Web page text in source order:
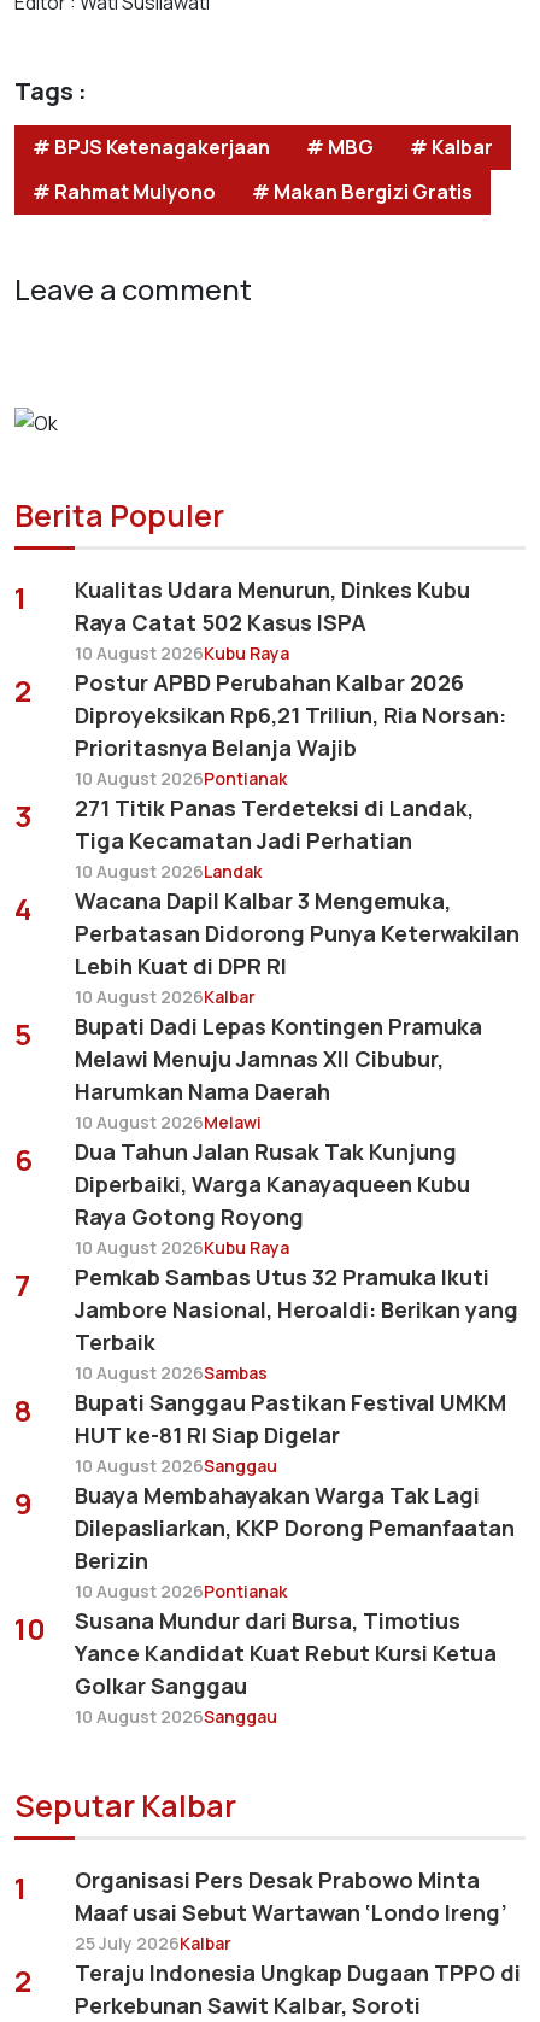
Tags :
# BPJS Ketenagakerjaan # MBG
# Kalbar
# Rahmat Mulyono
# Makan Bergizi Gratis
Leave a comment
Berita Populer
1
Kualitas Udara Menurun, Dinkes Kubu
Raya Catat 502 Kasus ISPA
10 August 2026Kubu Raya
2
Postur APBD Perubahan Kalbar 2026
Diproyeksikan Rp6,21 Triliun, Ria Norsan:
Prioritasnya Belanja Wajib
10 August 2026Pontianak
3
271 Titik Panas Terdeteksi di Landak,
Tiga Kecamatan Jadi Perhatian
10 August 2026Landak
4
Wacana Dapil Kalbar 3 Mengemuka,
Perbatasan Didorong Punya Keterwakilan
Lebih Kuat di DPR RI
10 August 2026Kalbar
5
Bupati Dadi Lepas Kontingen Pramuka
Melawi Menuju Jamnas XII Cibubur,
Harumkan Nama Daerah
10 August 2026Melawi
6
Dua Tahun Jalan Rusak Tak Kunjung
Diperbaiki, Warga Kanayaqueen Kubu
Raya Gotong Royong
10 August 2026Kubu Raya
7
Pemkab Sambas Utus 32 Pramuka Ikuti
Jambore Nasional, Heroaldi: Berikan yang
Terbaik
10 August 2026Sambas
8
Bupati Sanggau Pastikan Festival UMKM
HUT ke-81 RI Siap Digelar
10 August 2026Sanggau
9
Buaya Membahayakan Warga Tak Lagi
Dilepasliarkan, KKP Dorong Pemanfaatan
Berizin
10 August 2026Pontianak
10
Susana Mundur dari Bursa, Timotius
Yance Kandidat Kuat Rebut Kursi Ketua
Golkar Sanggau
10 August 2026Sanggau
Seputar Kalbar
1
Organisasi Pers Desak Prabowo Minta
Maaf usai Sebut Wartawan ‘Londo Ireng’
25 July 2026Kalbar
2
Teraju Indonesia Ungkap Dugaan TPPO di
Perkebunan Sawit Kalbar, Soroti